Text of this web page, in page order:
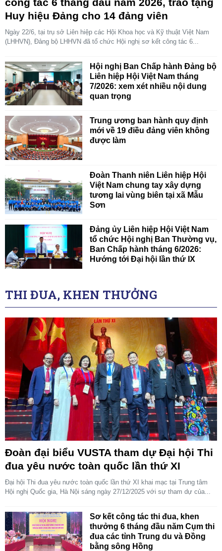
Huy hiệu Đảng cho 14 đảng viên
Ngày 22/6, tại trụ sở Liên hiệp các Hội Khoa học và Kỹ thuật Việt Nam
(LHHVN), Đảng bộ LHHVN đã tổ chức Hội nghị sơ kết công tác 6...
Hội nghị Ban Chấp hành Đảng bộ
Liên hiệp Hội Việt Nam tháng
7/2026: xem xét nhiều nội dung
quan trọng
Trung ương ban hành quy định
mới về 19 điều đảng viên không
được làm
Đoàn Thanh niên Liên hiệp Hội
Việt Nam chung tay xây dựng
tương lai vùng biên tại xã Mẫu
Sơn
Đảng ủy Liên hiệp Hội Việt Nam
tổ chức Hội nghị Ban Thường vụ,
Ban Chấp hành tháng 6/2026:
Hướng tới Đại hội lần thứ IX
THI ĐUA, KHEN THƯỞNG
Đoàn đại biểu VUSTA tham dự Đại hội Thi
đua yêu nước toàn quốc lần thứ XI
Đại hội Thi đua yêu nước toàn quốc lần thứ XI khai mạc tại Trung tâm
Hội nghị Quốc gia, Hà Nội sáng ngày 27/12/2025 với sự tham dự của...
Sơ kết công tác thi đua, khen
thưởng 6 tháng đầu năm Cụm thi
đua các tỉnh Trung du và Đồng
bằng sông Hồng